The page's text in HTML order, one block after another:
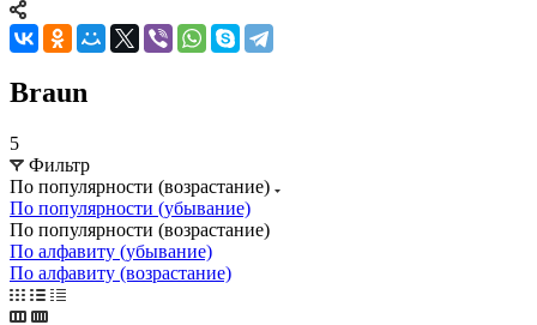
Braun
5
Фильтр
По популярности (возрастание)
По популярности (убывание)
По популярности (возрастание)
По алфавиту (убывание)
По алфавиту (возрастание)